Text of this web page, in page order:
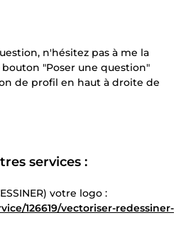
n'hésitez pas à me la
"Poser une question"
de profil en haut à droite de
services :
votre logo :
126619/vectoriser-redessiner-